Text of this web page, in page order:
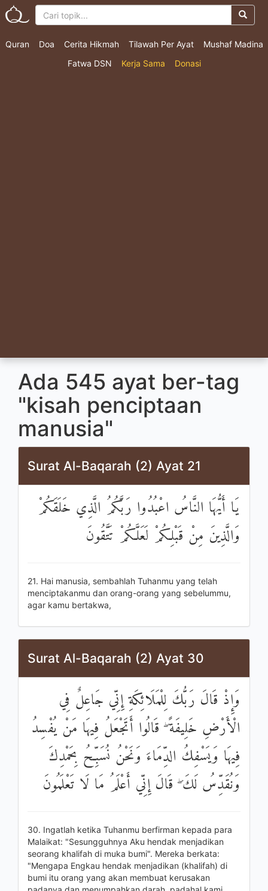
Quran Doa Cerita Hikmah Tilawah Per Ayat
Mushaf Madina
Fatwa DSN
Kerja Sama Donasi
Ada 545 ayat ber-tag
"kisah penciptaan
manusia"
Surat Al-Baqarah (2) Ayat 21
يَا أَيُّهَا النَّاسُ اعْبُدُوا رَبَّكُمُ الَّذِي خَلَقَكُمْ
وَالَّذِينَ مِنْ قَبْلِكُمْ لَعَلَّكُمْ تَتَّقُونَ
21. Hai manusia, sembahlah Tuhanmu yang telah
menciptakanmu dan orang-orang yang sebelummu,
agar kamu bertakwa,
Surat Al-Baqarah (2) Ayat 30
وَإِذْ قَالَ رَبُّكَ لِلْمَلَائِكَةِ إِنِّي جَاعِلٌ فِي
الْأَرْضِ خَلِيفَةً ۖ قَالُوا أَتَجْعَلُ فِيهَا مَنْ يُفْسِدُ
فِيهَا وَيَسْفِكُ الدِّمَاءَ وَنَحْنُ نُسَبِّحُ بِحَمْدِكَ
وَنُقَدِّسُ لَكَ ۖ قَالَ إِنِّي أَعْلَمُ مَا لَا تَعْلَمُونَ
30. Ingatlah ketika Tuhanmu berfirman kepada para
Malaikat: "Sesungguhnya Aku hendak menjadikan
seorang khalifah di muka bumi". Mereka berkata:
"Mengapa Engkau hendak menjadikan (khalifah) di
bumi itu orang yang akan membuat kerusakan